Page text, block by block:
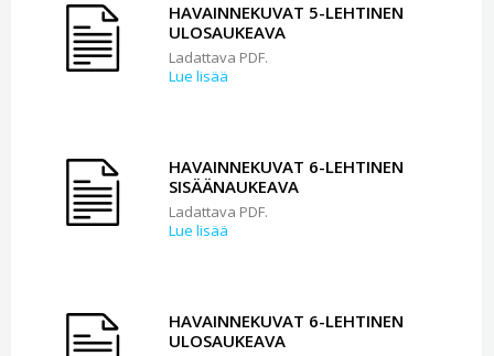
HAVAINNEKUVAT 5-LEHTINEN
ULOSAUKEAVA
Ladattava PDF.
Lue lisää
HAVAINNEKUVAT 6-LEHTINEN
SISÄÄNAUKEAVA
Ladattava PDF.
Lue lisää
HAVAINNEKUVAT 6-LEHTINEN
ULOSAUKEAVA